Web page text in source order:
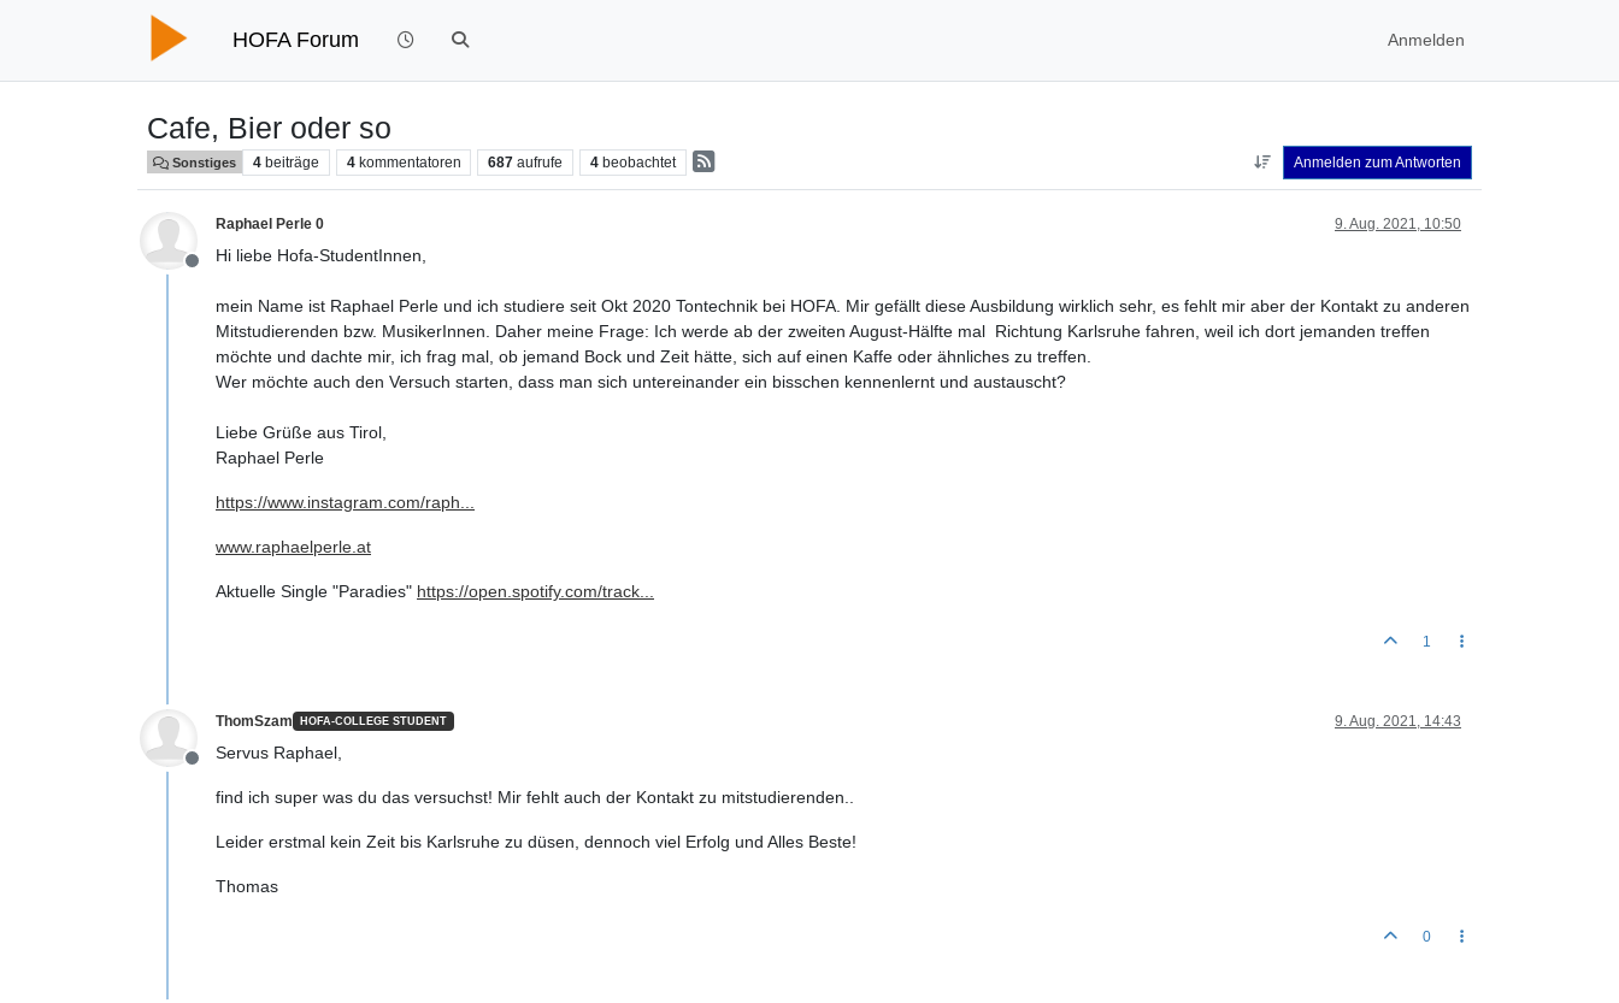
HOFA Forum Anmelden
Cafe, Bier oder so
Sonstiges 4 beiträge 4 kommentatoren 687 aufrufe 4 beobachtet Anmelden zum Antworten
Offline
Raphael Perle 0 9. Aug. 2021, 10:50
Hi liebe Hofa-StudentInnen,
mein Name ist Raphael Perle und ich studiere seit Okt 2020 Tontechnik bei HOFA. Mir gefällt diese Ausbildung wirklich sehr, es fehlt mir aber der Kontakt zu anderen
Mitstudierenden bzw. MusikerInnen. Daher meine Frage: Ich werde ab der zweiten August-Hälfte mal Richtung Karlsruhe fahren, weil ich dort jemanden treffen
möchte und dachte mir, ich frag mal, ob jemand Bock und Zeit hätte, sich auf einen Kaffe oder ähnliches zu treffen.
Wer möchte auch den Versuch starten, dass man sich untereinander ein bisschen kennenlernt und austauscht?
Liebe Grüße aus Tirol,
Raphael Perle
https://www.instagram.com/raph...
www.raphaelperle.at
Aktuelle Single "Paradies" https://open.spotify.com/track...
1
Offline
ThomSzam HOFA-COLLEGE STUDENT 9. Aug. 2021, 14:43
Servus Raphael,
find ich super was du das versuchst! Mir fehlt auch der Kontakt zu mitstudierenden..
Leider erstmal kein Zeit bis Karlsruhe zu düsen, dennoch viel Erfolg und Alles Beste!
Thomas
0